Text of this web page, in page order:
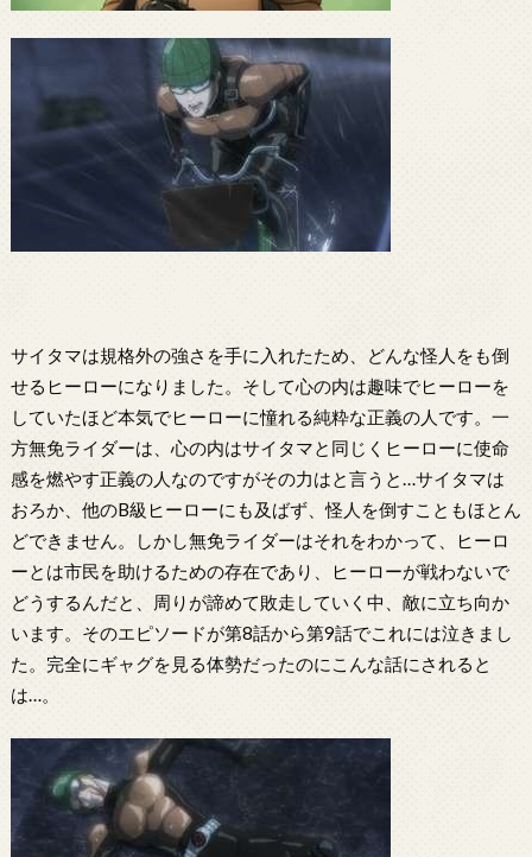
サイタマは規格外の強さを手に入れたため、どんな怪人をも倒
せるヒーローになりました。そして心の内は趣味でヒーローを
していたほど本気でヒーローに憧れる純粋な正義の人です。一
方無免ライダーは、心の内はサイタマと同じくヒーローに使命
感を燃やす正義の人なのですがその力はと言うと…サイタマは
おろか、他のB級ヒーローにも及ばず、怪人を倒すこともほとん
どできません。しかし無免ライダーはそれをわかって、ヒーロ
ーとは市民を助けるための存在であり、ヒーローが戦わないで
どうするんだと、周りが諦めて敗走していく中、敵に立ち向か
います。そのエピソードが第8話から第9話でこれには泣きまし
た。完全にギャグを見る体勢だったのにこんな話にされると
は…。